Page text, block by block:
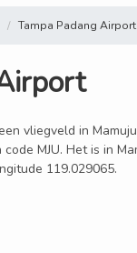
Tampa Padang Airport
vliegveld in
MJU. Het is in
119.029065.